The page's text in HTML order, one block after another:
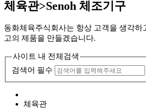
체육관>Senoh 체조기구
동화체육주식회사는 항상 고객을 생각하
고의 제품을 만들겠습니다.
사이트 내 전체검색
검색어 필수
체육관